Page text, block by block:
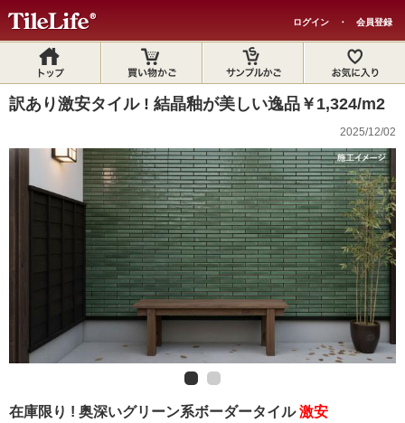
ログイン ・ 会員登録
訳あり激安タイル ! 結晶釉が美しい逸品￥1,324/m2
2025/12/02
在庫限り ! 奥深いグリーン系ボーダータイル激安